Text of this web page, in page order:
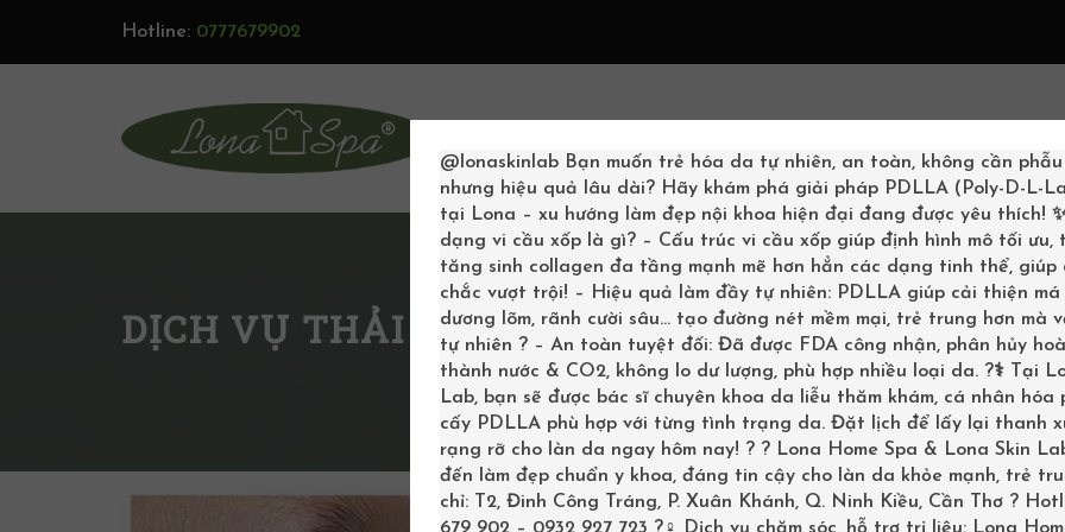
Hotline: 0777679902
DỊCH VỤ THẢI ĐỘC DA CẦN THƠ Trang chủ / Tin tức Làm
/
@lonaskinlabBạn muốn trẻ hóa da tự nhiên, an toàn, không cần
nhưng hiệu quả lâu dài? Hãy khám phá giải pháp PDLLA (Poly-D-L-
tại Lona – xu hướng làm đẹp nội khoa hiện đại đang được yêu thích!
dạng vi cầu xốp là gì? – Cấu trúc vi cầu xốp giúp định hình mô tối ưu,
tăng sinh collagen đa tầng mạnh mẽ hơn hẳn các dạng tinh thể, giúp
chắc vượt trội! – Hiệu quả làm đầy tự nhiên: PDLLA giúp cải thiện má
dương lõm, rãnh cười sâu… tạo đường nét mềm mại, trẻ trung hơn mà
tự nhiên ? – An toàn tuyệt đối: Đã được FDA công nhận, phân hủy
thành nước & CO2, không lo dư lượng, phù hợp nhiều loại da. ?‍⚕️ Tại
Lab, bạn sẽ được bác sĩ chuyên khoa da liễu thăm khám, cá nhân hóa
cấy PDLLA phù hợp với từng tình trạng da. Đặt lịch để lấy lại thanh
rạng rỡ cho làn da ngay hôm nay! ? ? Lona Home Spa & Lona Skin
đến làm đẹp chuẩn y khoa, đáng tin cậy cho làn da khỏe mạnh, trẻ
chỉ: T2, Đinh Công Tráng, P. Xuân Khánh, Q. Ninh Kiều, Cần Thơ ?